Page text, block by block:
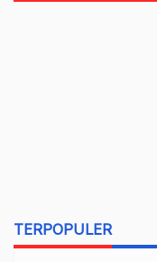
TERPOPULER